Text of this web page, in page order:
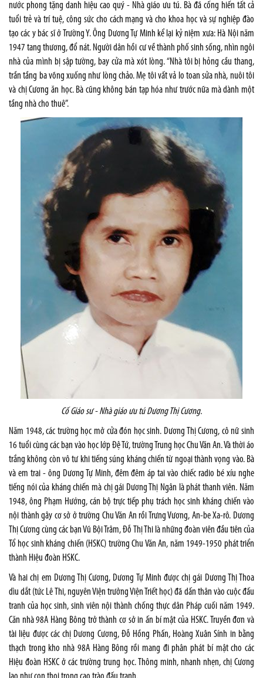
nước phong tặng danh hiệu cao quý - Nhà giáo ưu tú. Bà đã cống hiến tất cả
tuổi trẻ và trí tuệ, công sức cho cách mạng và cho khoa học và sự nghiệp đào
tạo các y bác sĩ ở Trường Y. Ông Dương Tự Minh kể lại kỷ niệm xưa: Hà Nội năm
1947 tang thương, đổ nát. Người dân hồi cư về thành phố sinh sống, nhìn ngôi
nhà của mình bị sập tường, bay cửa mà xót lòng. “Nhà tôi bị hỏng cầu thang,
trần tầng ba võng xuống như lòng chảo. Mẹ tôi vất vả lo toan sửa nhà, nuôi tôi
và chị Cương ăn học. Bà cũng không bán tạp hóa như trước nữa mà dành một
tầng nhà cho thuê”.
Cố Giáo sư - Nhà giáo ưu tú Dương Thị Cương.
Năm 1948, các trường học mở cửa đón học sinh. Dương Thị Cương, cô nữ sinh
16 tuổi cùng các bạn vào học lớp Đệ Tứ, trường Trung học Chu Văn An. Và thời áo
trắng không còn vô tư khi tiếng súng kháng chiến từ ngoại thành vọng vào. Bà
và em trai - ông Dương Tự Minh, đêm đêm áp tai vào chiếc radio bé xíu nghe
tiếng nói của kháng chiến mà chị gái Dương Thị Ngân là phát thanh viên. Năm
1948, ông Phạm Hướng, cán bộ trực tiếp phụ trách học sinh kháng chiến vào
nội thành gây cơ sở ở trường Chu Văn An rồi Trưng Vương, An-be Xa-rô. Dương
Thị Cương cùng các bạn Vũ Bội Trâm, Đỗ Thị Thi là những đoàn viên đầu tiên của
Tổ học sinh kháng chiến (HSKC) trường Chu Văn An, năm 1949-1950 phát triển
thành Hiệu đoàn HSKC.
Và hai chị em Dương Thị Cương, Dương Tự Minh được chị gái Dương Thị Thoa
dìu dắt (tức Lê Thi, nguyên Viện trưởng Viện Triết học) đã dấn thân vào cuộc đấu
tranh của học sinh, sinh viên nội thành chống thực dân Pháp cuối năm 1949.
Căn nhà 98A Hàng Bông trở thành cơ sở in ấn bí mật của HSKC. Truyền đơn và
tài liệu được các chị Dương Cương, Đỗ Hồng Phấn, Hoàng Xuân Sính in bằng
thạch trong kho nhà 98A Hàng Bông rồi mang đi phân phát bí mật cho các
Hiệu đoàn HSKC ở các trường trung học. Thông minh, nhanh nhẹn, chị Cương